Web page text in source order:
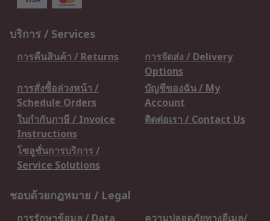
บริการ / Services
การคืนสินค้า / Returns
การจัดส่ง / Delivery
Options
การสั่งซื้อล่วงหน้า /
Schedule Orders
บัญชีของฉัน / My
Account
ใบกำกับภาษี / Invoice
Instructions
ติดต่อเรา / Contact Us
โซลูชั่นการบริการ /
Service Solutions
ชอบด้วยกฎหมาย / Legal
การรักษาข้อมูล / Data ความปลอดภัยทางอีเมล/